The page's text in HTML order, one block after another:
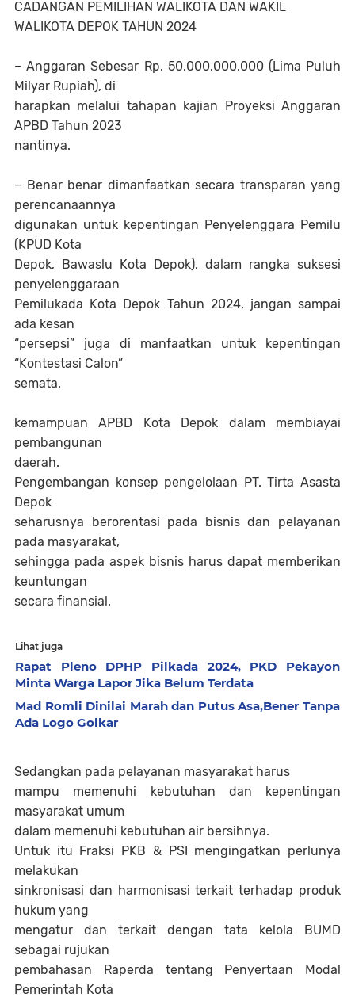
CADANGAN PEMILIHAN WALIKOTA DAN WAKIL
WALIKOTA DEPOK TAHUN 2024
– Anggaran Sebesar Rp. 50.000.000.000 (Lima Puluh
Milyar Rupiah), di
harapkan melalui tahapan kajian Proyeksi Anggaran
APBD Tahun 2023
nantinya.
– Benar benar dimanfaatkan secara transparan yang
perencanaannya
digunakan untuk kepentingan Penyelenggara Pemilu
(KPUD Kota
Depok, Bawaslu Kota Depok), dalam rangka suksesi
penyelenggaraan
Pemilukada Kota Depok Tahun 2024, jangan sampai
ada kesan
“persepsi” juga di manfaatkan untuk kepentingan
“Kontestasi Calon”
semata.
kemampuan APBD Kota Depok dalam membiayai
pembangunan
daerah.
Pengembangan konsep pengelolaan PT. Tirta Asasta
Depok
seharusnya berorentasi pada bisnis dan pelayanan
pada masyarakat,
sehingga pada aspek bisnis harus dapat memberikan
keuntungan
secara finansial.
Lihat juga
Rapat Pleno DPHP Pilkada 2024, PKD Pekayon
Minta Warga Lapor Jika Belum Terdata
Mad Romli Dinilai Marah dan Putus Asa,Bener Tanpa
Ada Logo Golkar
Sedangkan pada pelayanan masyarakat harus
mampu memenuhi kebutuhan dan kepentingan
masyarakat umum
dalam memenuhi kebutuhan air bersihnya.
Untuk itu Fraksi PKB & PSI mengingatkan perlunya
melakukan
sinkronisasi dan harmonisasi terkait terhadap produk
hukum yang
mengatur dan terkait dengan tata kelola BUMD
sebagai rujukan
pembahasan Raperda tentang Penyertaan Modal
Pemerintah Kota